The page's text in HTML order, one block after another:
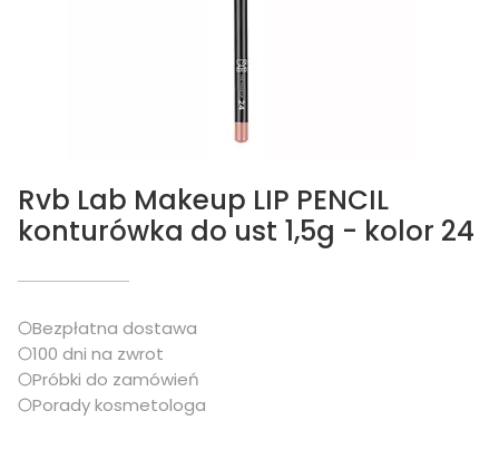
Rvb Lab Makeup LIP PENCIL
konturówka do ust 1,5g - kolor 24
Bezpłatna dostawa
100 dni na zwrot
Próbki do zamówień
Porady kosmetologa